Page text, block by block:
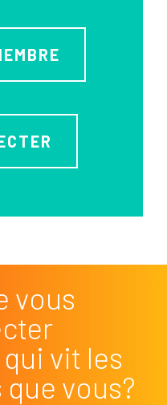
vous
vit les
vous?